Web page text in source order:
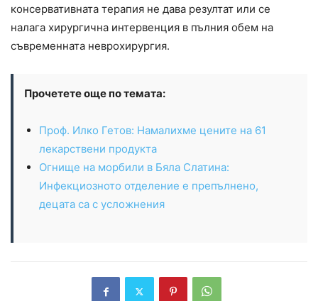
консервативната терапия не дава резултат или се
налага хирургична интервенция в пълния обем на
съвременната неврохирургия.
Прочетете още по темата:
Проф. Илко Гетов: Намалихме цените на 61
лекарствени продукта
Огнище на морбили в Бяла Слатина:
Инфекциозното отделение е препълнено,
децата са с усложнения